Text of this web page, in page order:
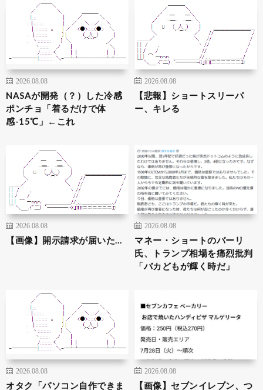
2026.08.08
NASAが開発（？）した冷感
ポンチョ「着るだけで体
感-15℃」←これ
2026.08.08
【悲報】ショートスリーパ
ー、キレる
2026.08.08
【画像】開示請求が届いた…
2026.08.08
マネー・ショートのバーリ
氏、トランプ相場を痛烈批判
「バカどもが輝く時だ」
2026.08.08
オタク「パソコン自作できま
2026.08.08
【画像】セブンイレブン、つ